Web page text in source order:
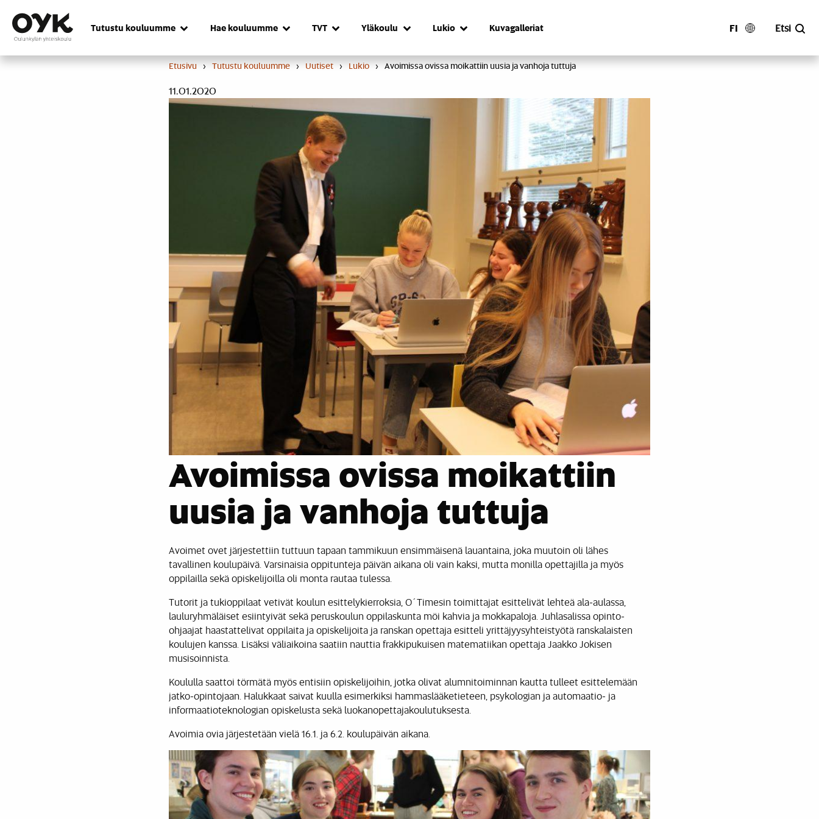
content
Tutustu kouluumme Hae kouluumme TVT Yläkoulu Lukio Kuvagalleriat FI Etsi
Etusivu › Tutustu kouluumme › Uutiset › Lukio › Avoimissa ovissa moikattiin uusia ja vanhoja tuttuja
11.01.2020
Avoimissa ovissa moikattiin
uusia ja vanhoja tuttuja
Avoimet ovet järjestettiin tuttuun tapaan tammikuun ensimmäisenä lauantaina, joka muutoin oli lähes
tavallinen koulupäivä. Varsinaisia oppitunteja päivän aikana oli vain kaksi, mutta monilla opettajilla ja myös
oppilailla sekä opiskelijoilla oli monta rautaa tulessa.
Tutorit ja tukioppilaat vetivät koulun esittelykierroksia, O´Timesin toimittajat esittelivät lehteä ala-aulassa,
lauluryhmäläiset esiintyivät sekä peruskoulun oppilaskunta möi kahvia ja mokkapaloja. Juhlasalissa opinto-
ohjaajat haastattelivat oppilaita ja opiskelijoita ja ranskan opettaja esitteli yrittäjyysyhteistyötä ranskalaisten
koulujen kanssa. Lisäksi väliaikoina saatiin nauttia frakkipukuisen matematiikan opettaja Jaakko Jokisen
musisoinnista.
Koululla saattoi törmätä myös entisiin opiskelijoihin, jotka olivat alumnitoiminnan kautta tulleet esittelemään
jatko-opintojaan. Halukkaat saivat kuulla esimerkiksi hammaslääketieteen, psykologian ja automaatio- ja
informaatioteknologian opiskelusta sekä luokanopettajakoulutuksesta.
Avoimia ovia järjestetään vielä 16.1. ja 6.2. koulupäivän aikana.